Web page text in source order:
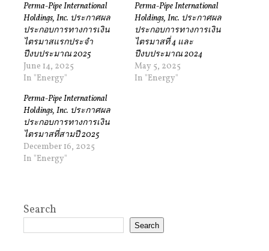
Perma-Pipe International
Holdings, Inc. ประกาศผล
ประกอบการทางการเงิน
ไตรมาสแรกประจำ
ปีงบประมาณ 2025
June 14, 2025
In "Energy"
Perma-Pipe International
Holdings, Inc. ประกาศผล
ประกอบการทางการเงิน
ไตรมาสที่ 4 และ
ปีงบประมาณ 2024
May 5, 2025
In "Energy"
Perma-Pipe International
Holdings, Inc. ประกาศผล
ประกอบการทางการเงิน
ไตรมาสที่สามปี 2025
December 16, 2025
In "Energy"
Search
Search